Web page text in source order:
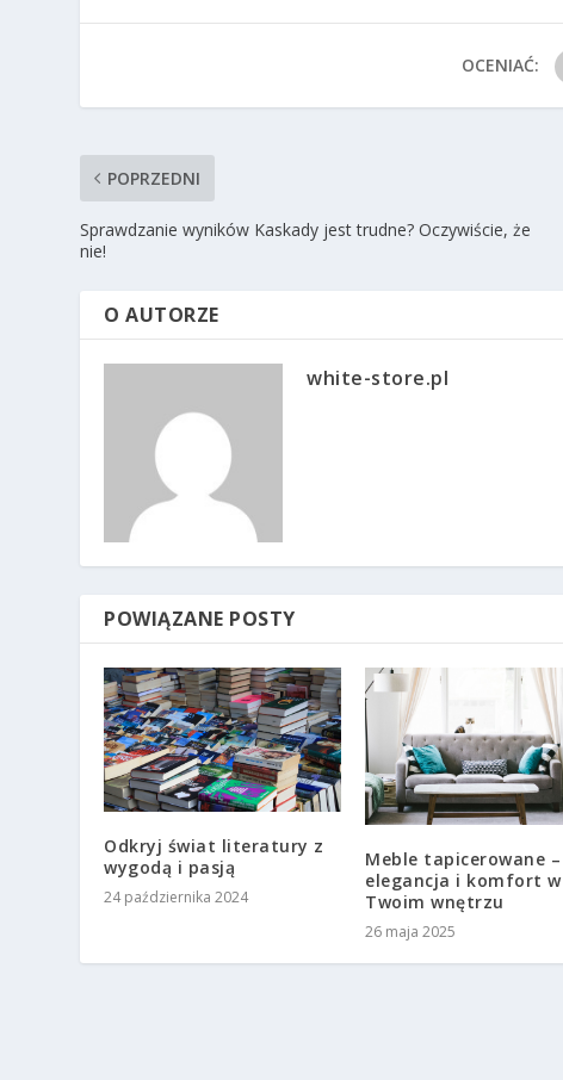
OCENIAĆ:
POPRZEDNI
Sprawdzanie wyników Kaskady jest trudne? Oczywiście, że
nie!
O AUTORZE
white-store.pl
POWIĄZANE POSTY
Odkryj świat literatury z
wygodą i pasją
24 października 2024
Meble tapicerowane –
elegancja i komfort w
Twoim wnętrzu
26 maja 2025